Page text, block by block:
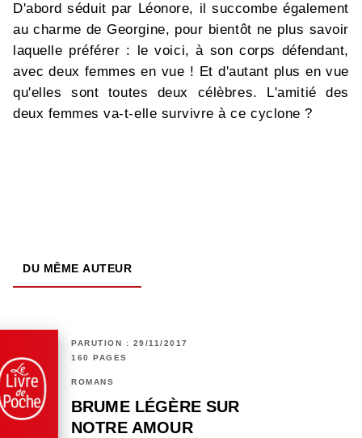
D'abord séduit par Léonore, il succombe également
au charme de Georgine, pour bientôt ne plus savoir
laquelle préférer : le voici, à son corps défendant,
avec deux femmes en vue ! Et d'autant plus en vue
qu'elles sont toutes deux célèbres. L'amitié des
deux femmes va-t-elle survivre à ce cyclone ?
DU MÊME AUTEUR
PARUTION : 29/11/2017
160 PAGES
ROMANS
BRUME LÉGÈRE SUR
NOTRE AMOUR